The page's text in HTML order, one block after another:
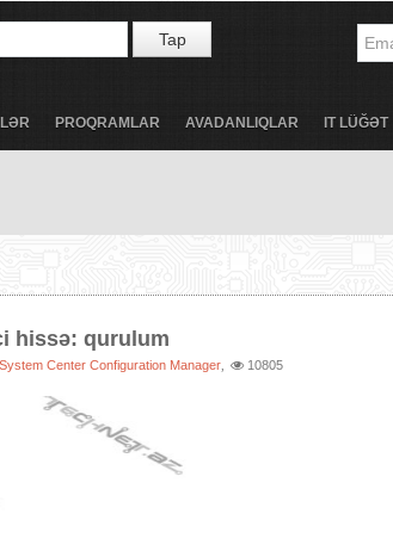
Tap
PROQRAMLAR AVADANLIQLAR IT LÜĞƏT
hissə: qurulum
System Center Configuration Manager 10805